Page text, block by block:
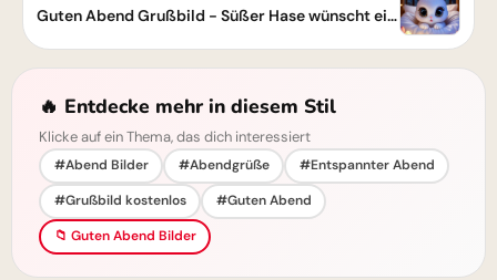
Guten Abend Grußbild - Süßer Hase wünscht einen schönen Abend
🔥 Entdecke mehr in diesem Stil
Klicke auf ein Thema, das dich interessiert
#Abend Bilder #Abendgrüße
#Entspannter Abend
#Grußbild kostenlos
#Guten Abend
📁 Guten Abend Bilder